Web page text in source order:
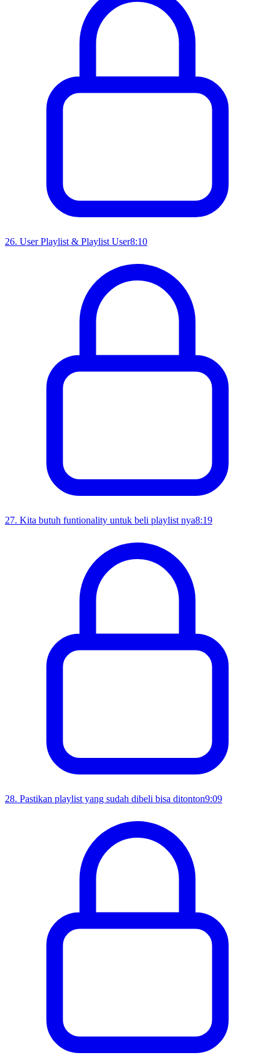
26. User Playlist & Playlist User8:10
27. Kita butuh funtionality untuk beli playlist nya8:19
28. Pastikan playlist yang sudah dibeli bisa ditonton9:09